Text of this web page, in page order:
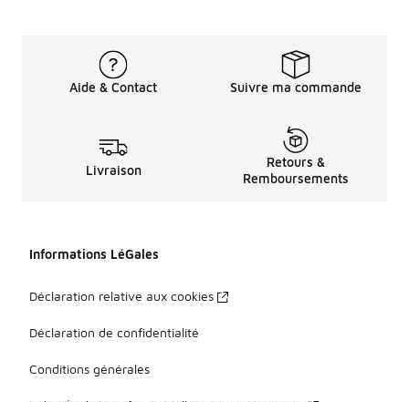
Aide & Contact Suivre ma commande
Livraison
Retours &
Remboursements
Informations LéGales
Déclaration relative aux cookies
Déclaration de confidentialité
Conditions générales